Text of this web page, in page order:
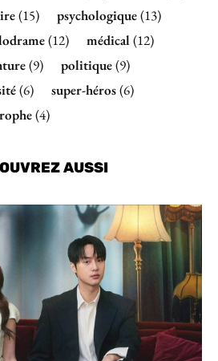
(15) psychologique(13)
(12) médical(12)
(9) politique(9)
(6) super-héros(6)
(4)
AUSSI